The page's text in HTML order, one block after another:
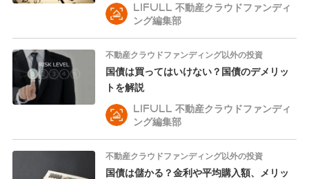
LIFULL 不動産クラウドファンディ
ング編集部
不動産クラウドファンディング以外の投資
国債は買ってはいけない？国債のデメリッ
トを解説
LIFULL 不動産クラウドファンディ
ング編集部
不動産クラウドファンディング以外の投資
国債は儲かる？金利や平均購入額、メリッ